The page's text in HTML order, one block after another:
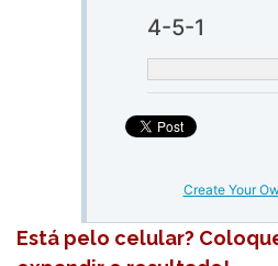
4-5-1
Create Your
Está pelo celular?